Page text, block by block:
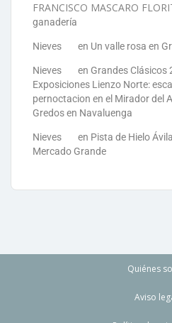
FRANCISCO MASCARO
ganadería
Nieves en Un valle rosa en
Nieves en Grandes Clásicos
Exposiciones Lienzo Norte:
pernoctacion en el Mirador del
Gredos en Navaluenga
Nieves en Pista de Hielo
Mercado Grande
Quiénes
Aviso